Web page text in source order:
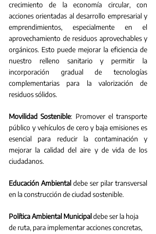
crecimiento de la economía circular, con
acciones orientadas al desarrollo empresarial y
emprendimientos, especialmente en el
aprovechamiento de residuos aprovechables y
orgánicos. Esto puede mejorar la eficiencia de
nuestro relleno sanitario y permitir la
incorporación gradual de tecnologías
complementarias para la valorización de
residuos sólidos.
Movilidad Sostenible: Promover el transporte
público y vehículos de cero y baja emisiones es
esencial para reducir la contaminación y
mejorar la calidad del aire y de vida de los
ciudadanos.
Educación Ambiental debe ser pilar transversal
en la construcción de ciudad sostenible.
Política Ambiental Municipal debe ser la hoja
de ruta, para implementar acciones concretas,